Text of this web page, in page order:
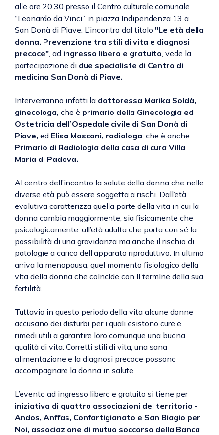
alle ore 20.30 presso il Centro culturale comunale
“Leonardo da Vinci” in piazza Indipendenza 13 a
San Donà di Piave. L’incontro dal titolo "Le età della
donna. Prevenzione tra stili di vita e diagnosi
precoce", ad ingresso libero e gratuito, vede la
partecipazione di due specialiste di Centro di
medicina San Donà di Piave.
Interverranno infatti la dottoressa Marika Soldà,
ginecologa, che è primario della Ginecologia ed
Ostetricia dell’Ospedale civile di San Donà di
Piave, ed Elisa Mosconi, radiologa, che è anche
Primario di Radiologia della casa di cura Villa
Maria di Padova.
Al centro dell’incontro la salute della donna che nelle
diverse età può essere soggetta a rischi. Dall’età
evolutiva caratterizza quella parte della vita in cui la
donna cambia maggiormente, sia fisicamente che
psicologicamente, all’età adulta che porta con sé la
possibilità di una gravidanza ma anche il rischio di
patologie a carico dell’apparato riproduttivo. In ultimo
arriva la menopausa, quel momento fisiologico della
vita della donna che coincide con il termine della sua
fertilità.
Tuttavia in questo periodo della vita alcune donne
accusano dei disturbi per i quali esistono cure e
rimedi utili a garantire loro comunque una buona
qualità di vita. Corretti stili di vita, una sana
alimentazione e la diagnosi precoce possono
accompagnare la donna in salute
L’evento ad ingresso libero e gratuito si tiene per
iniziativa di quattro associazioni del territorio -
Andos, Anffas, Confartigianato e San Biagio per
Noi, associazione di mutuo soccorso della Banca